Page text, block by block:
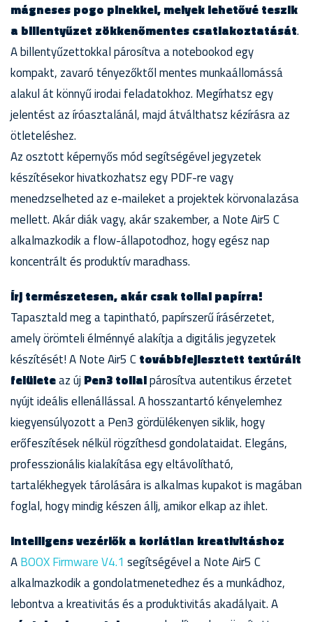
mágneses pogo pinekkel, melyek lehetővé teszik
a billentyűzet zökkenőmentes csatlakoztatását.
A billentyűzettokkal párosítva a notebookod egy
kompakt, zavaró tényezőktől mentes munkaállomássá
alakul át könnyű irodai feladatokhoz. Megírhatsz egy
jelentést az íróasztalánál, majd átválthatsz kézírásra az
ötleteléshez.
Az osztott képernyős mód segítségével jegyzetek
készítésekor hivatkozhatsz egy PDF-re vagy
menedzselheted az e-maileket a projektek körvonalazása
mellett. Akár diák vagy, akár szakember, a Note Air5 C
alkalmazkodik a flow-állapotodhoz, hogy egész nap
koncentrált és produktív maradhass.
Írj természetesen, akár csak tollal papírra!
Tapasztald meg a tapintható, papírszerű írásérzetet,
amely örömteli élménnyé alakítja a digitális jegyzetek
készítését! A Note Air5 Ctovábbfejlesztett textúrált
felületeaz új Pen3 tollalpárosítva autentikus érzetet
nyújt ideális ellenállással. A hosszantartó kényelemhez
kiegyensúlyozott a Pen3 gördülékenyen siklik, hogy
erőfeszítések nélkül rögzíthesd gondolataidat. Elegáns,
professzionális kialakítása egy eltávolítható,
tartalékhegyek tárolására is alkalmas kupakot is magában
foglal, hogy mindig készen állj, amikor elkap az ihlet.
Intelligens vezérlők a korlátlan kreativitáshoz
ABOOX Firmware V4.1 segítségével a Note Air5 C
alkalmazkodik a gondolatmenetedhez és a munkádhoz,
lebontva a kreativitás és a produktivitás akadályait. A